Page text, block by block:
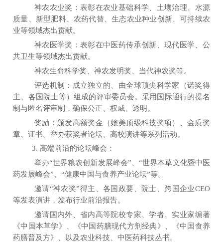
神农农业奖 ：表彰在农业基础科学、 土壤治理 、水源
质量、新型肥料、农药代替、生态农业种业创新、可持续农
业等领域杰出贡献。
神农医学奖 ：表彰在中医药传承创新、现代医学、公
共卫生等领域杰出贡献。
神农生命科学奖
神农发明奖、当代神农奖等。
评选机制：成立独立的、由全球顶尖科学家（诺奖得
主、各国院士等）组成的评审委员会。采用国际通行的提名
制与匿名评审制，确保公正、权威、透明。
奖励：颁发高额奖金（媲美顶级科技奖项）、金质奖
章、证书。举办获奖者论坛、高校演讲等系列活动。
3. 高端前沿的论坛峰会：
举办“世界粮农创新发展峰会” 、“世界本草文化暨中医
药发展峰会” 、“健康中国与食养产业论坛”等。
邀请“神农奖”得主、各国政要、院士、跨国企业CEO
等发表演讲，发布行业前沿报告。
邀请国内外、省内高等院校专家、学者、 实业家编著
《中 国本草学》 《中国药膳现代方剂经典》 、《中国食养
药膳普及方》
、以 及农业科技、中医药科技丛书。